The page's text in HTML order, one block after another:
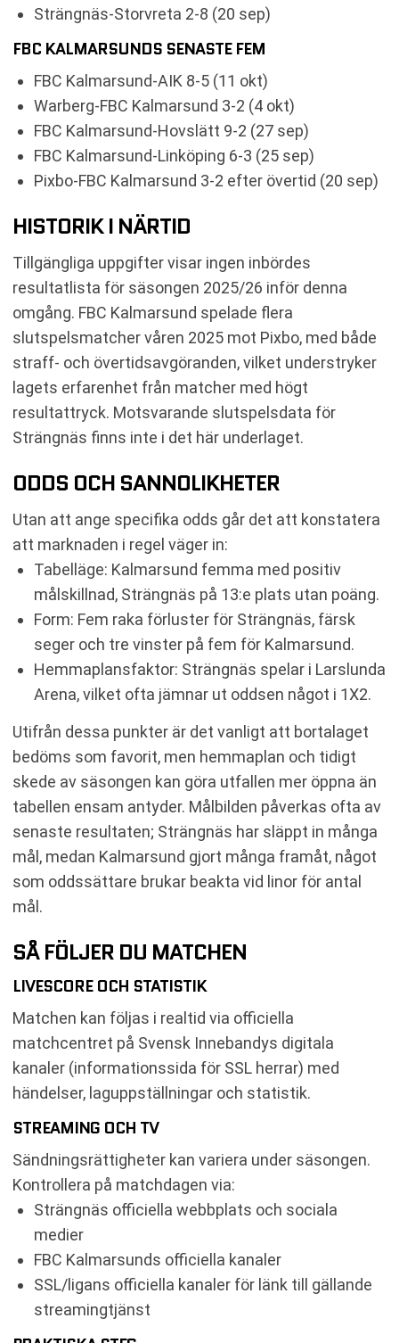
Strängnäs-Storvreta 2-8 (20 sep)
FBC KALMARSUNDS SENASTE FEM
FBC Kalmarsund-AIK 8-5 (11 okt)
Warberg-FBC Kalmarsund 3-2 (4 okt)
FBC Kalmarsund-Hovslätt 9-2 (27 sep)
FBC Kalmarsund-Linköping 6-3 (25 sep)
Pixbo-FBC Kalmarsund 3-2 efter övertid (20 sep)
HISTORIK I NÄRTID
Tillgängliga uppgifter visar ingen inbördes
resultatlista för säsongen 2025/26 inför denna
omgång. FBC Kalmarsund spelade flera
slutspelsmatcher våren 2025 mot Pixbo, med både
straff- och övertidsavgöranden, vilket understryker
lagets erfarenhet från matcher med högt
resultattryck. Motsvarande slutspelsdata för
Strängnäs finns inte i det här underlaget.
ODDS OCH SANNOLIKHETER
Utan att ange specifika odds går det att konstatera
att marknaden i regel väger in:
Tabelläge: Kalmarsund femma med positiv
målskillnad, Strängnäs på 13:e plats utan poäng.
Form: Fem raka förluster för Strängnäs, färsk
seger och tre vinster på fem för Kalmarsund.
Hemmaplansfaktor: Strängnäs spelar i Larslunda
Arena, vilket ofta jämnar ut oddsen något i 1X2.
Utifrån dessa punkter är det vanligt att bortalaget
bedöms som favorit, men hemmaplan och tidigt
skede av säsongen kan göra utfallen mer öppna än
tabellen ensam antyder. Målbilden påverkas ofta av
senaste resultaten; Strängnäs har släppt in många
mål, medan Kalmarsund gjort många framåt, något
som oddssättare brukar beakta vid linor för antal
mål.
SÅ FÖLJER DU MATCHEN
LIVESCORE OCH STATISTIK
Matchen kan följas i realtid via officiella
matchcentret på Svensk Innebandys digitala
kanaler (informationssida för SSL herrar) med
händelser, laguppställningar och statistik.
STREAMING OCH TV
Sändningsrättigheter kan variera under säsongen.
Kontrollera på matchdagen via:
Strängnäs officiella webbplats och sociala
medier
FBC Kalmarsunds officiella kanaler
SSL/ligans officiella kanaler för länk till gällande
streamingtjänst